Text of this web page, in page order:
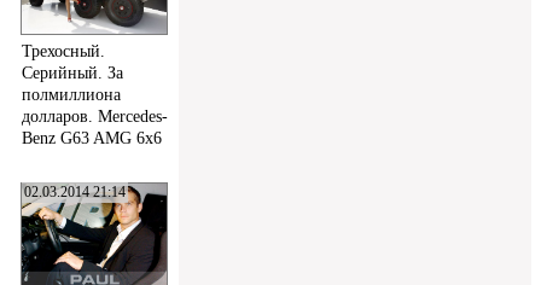
Трехосный.
Серийный. За
полмиллиона
долларов. Mercedes-
Benz G63 AMG 6x6
02.03.2014 21:14